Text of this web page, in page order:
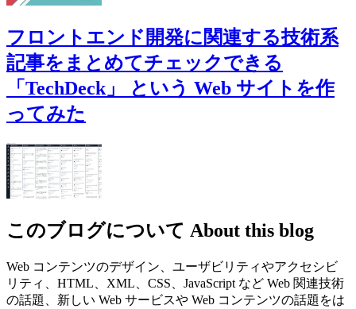
フロントエンド開発に関連する技術系
記事をまとめてチェックできる
「TechDeck」 という Web サイトを作
ってみた
このブログについて About this blog
Web コンテンツのデザイン、ユーザビリティやアクセシビ
リティ、HTML、XML、CSS、JavaScript など Web 関連技術
の話題、新しい Web サービスや Web コンテンツの話題をは